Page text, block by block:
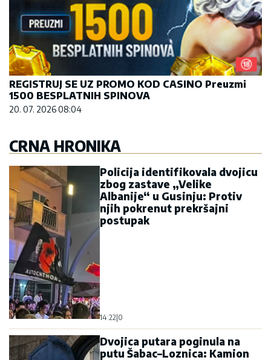
REGISTRUJ SE UZ PROMO KOD CASINO Preuzmi
1500 BESPLATNIH SPINOVA
20. 07. 2026 08:04
CRNA HRONIKA
Policija identifikovala dvojicu
zbog zastave „Velike
Albanije“ u Gusinju: Protiv
njih pokrenut prekršajni
postupak
14:22 0
Dvojica putara poginula na
putu Šabac–Loznica: Kamion